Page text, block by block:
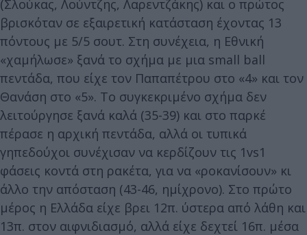
(Σλούκας, Λούντζης, Λαρεντζάκης) και ο πρώτος
βρισκόταν σε εξαιρετική κατάσταση έχοντας 13
πόντους με 5/5 σουτ. Στη συνέχεια, η Εθνική
«χαμήλωσε» ξανά το σχήμα με μια small ball
πεντάδα, που είχε τον Παπαπέτρου στο «4» και τον
Θανάση στο «5». Το συγκεκριμένο σχήμα δεν
λειτούργησε ξανά καλά (35-39) και στο παρκέ
πέρασε η αρχική πεντάδα, αλλά οι τυπικά
γηπεδούχοι συνέχισαν να κερδίζουν τις 1vs1
φάσεις κοντά στη ρακέτα, για να «ροκανίσουν» κι
άλλο την απόσταση (43-46, ημίχρονο). Στο πρώτο
μέρος η Ελλάδα είχε βρει 12π. ύστερα από λάθη και
13π. στον αιφνιδιασμό, αλλά είχε δεχτεί 16π. μέσα